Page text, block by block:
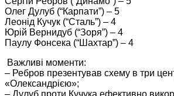
Олег Дулуб (“Карпати”) – 5
Леонід Кучук (“Сталь”) – 4
Юрій Вернидуб (“Зоря”) – 4
Паулу Фонсека (“Шахтар”) – 4
Важливі моменти:
– Ребров презентував схему в три
«Олександрією»;
– Дулуб проти Кучука ефективно